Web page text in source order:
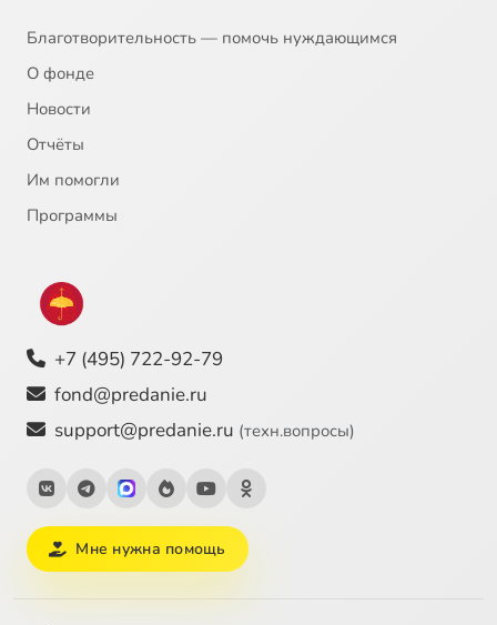
Благотворительность — помочь нуждающимся
О фонде
Новости
Отчёты
Им помогли
Программы
+7 (495) 722-92-79
fond@predanie.ru
support@predanie.ru (техн.вопросы)
Мне нужна помощь